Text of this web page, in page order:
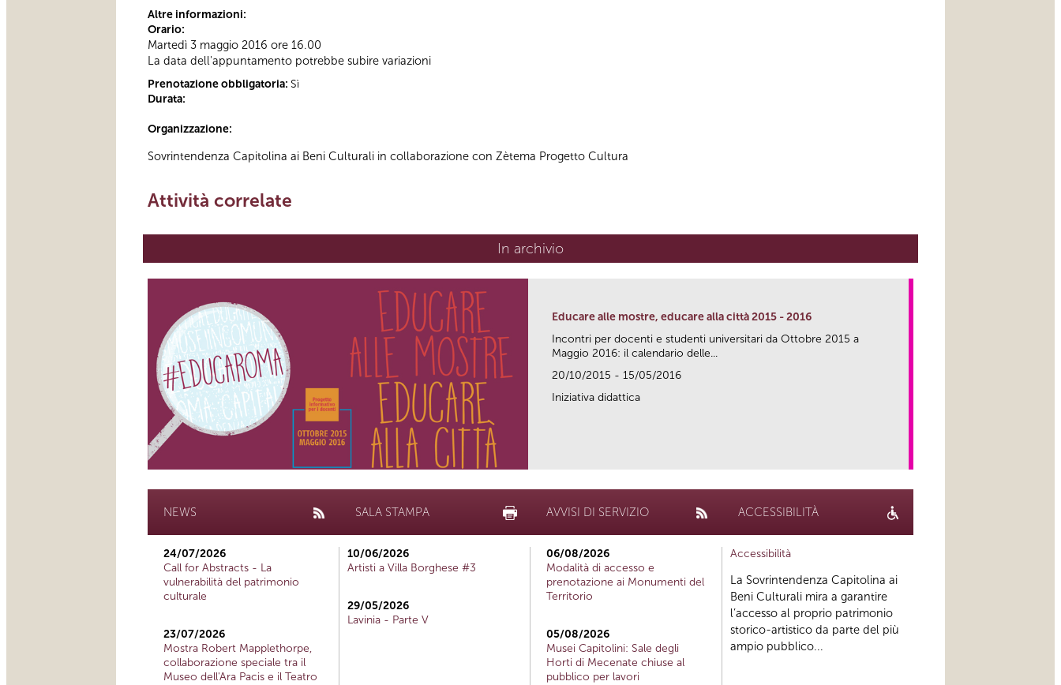
Altre informazioni:
Orario:
Martedì 3 maggio 2016 ore 16.00
La data dell'appuntamento potrebbe subire variazioni
Prenotazione obbligatoria: Sì
Durata:
Organizzazione:
Sovrintendenza Capitolina ai Beni Culturali in collaborazione con Zètema Progetto Cultura
Attività correlate
In archivio
Educare alle mostre, educare alla città 2015 - 2016
Incontri per docenti e studenti universitari da Ottobre 2015 a
Maggio 2016: il calendario delle...
20/10/2015 - 15/05/2016
Iniziativa didattica
NEWS
24/07/2026
Call for Abstracts - La
vulnerabilità del patrimonio
culturale
23/07/2026
Mostra Robert Mapplethorpe,
collaborazione speciale tra il
Museo dell'Ara Pacis e il Teatro
SALA STAMPA
10/06/2026
Artisti a Villa Borghese #3
29/05/2026
Lavinia - Parte V
AVVISI DI SERVIZIO
06/08/2026
Modalità di accesso e
prenotazione ai Monumenti del
Territorio
05/08/2026
Musei Capitolini: Sale degli
Horti di Mecenate chiuse al
pubblico per lavori
ACCESSIBILITÀ
Accessibilità
La Sovrintendenza Capitolina ai
Beni Culturali mira a garantire
l’accesso al proprio patrimonio
storico-artistico da parte del più
ampio pubblico...